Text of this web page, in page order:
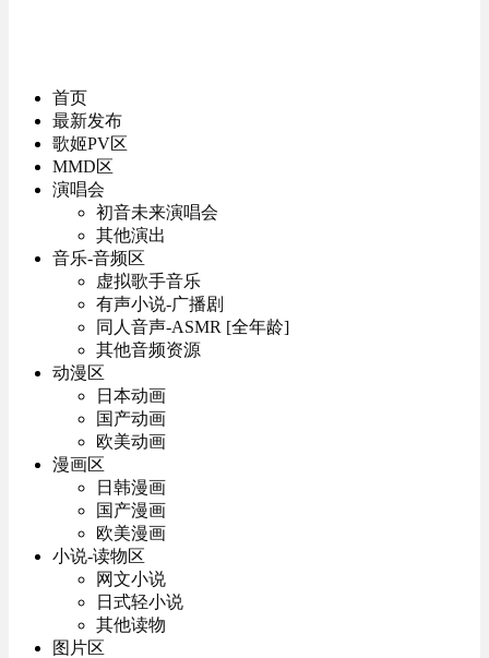
首页
最新发布
歌姬PV区
MMD区
演唱会
初音未来演唱会
其他演出
音乐-音频区
虚拟歌手音乐
有声小说-广播剧
同人音声-ASMR [全年龄]
其他音频资源
动漫区
日本动画
国产动画
欧美动画
漫画区
日韩漫画
国产漫画
欧美漫画
小说-读物区
网文小说
日式轻小说
其他读物
图片区